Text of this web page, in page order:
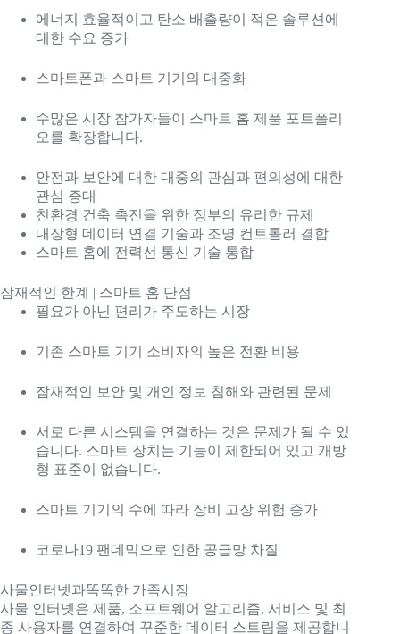
에너지 효율적이고 탄소 배출량이 적은 솔루션에
대한 수요 증가
스마트폰과 스마트 기기의 대중화
수많은 시장 참가자들이 스마트 홈 제품 포트폴리
오를 확장합니다.
안전과 보안에 대한 대중의 관심과 편의성에 대한
관심 증대
친환경 건축 촉진을 위한 정부의 유리한 규제
내장형 데이터 연결 기술과 조명 컨트롤러 결합
스마트 홈에 전력선 통신 기술 통합
잠재적인 한계 | 스마트 홈 단점
필요가 아닌 편리가 주도하는 시장
기존 스마트 기기 소비자의 높은 전환 비용
잠재적인 보안 및 개인 정보 침해와 관련된 문제
서로 다른 시스템을 연결하는 것은 문제가 될 수 있
습니다. 스마트 장치는 기능이 제한되어 있고 개방
형 표준이 없습니다.
스마트 기기의 수에 따라 장비 고장 위험 증가
코로나19 팬데믹으로 인한 공급망 차질
사물인터넷과똑똑한 가족시장
사물 인터넷은 제품, 소프트웨어 알고리즘, 서비스 및 최
종 사용자를 연결하여 꾸준한 데이터 스트림을 제공합니